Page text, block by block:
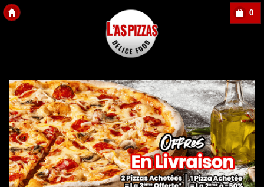
0
Copyright Des-click